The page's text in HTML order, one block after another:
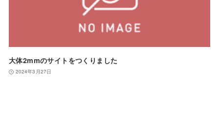
大体2mmのサイトをつくりました
2024年3月27日